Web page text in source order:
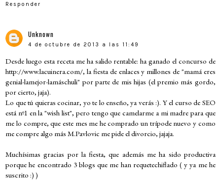
Responder
Unknown
4 de octubre de 2013 a las 11:49
Desde luego esta receta me ha salido rentable: ha ganado el concurso de
http://www.lacuinera.com/, la fiesta de enlaces y millones de "mamá eres
genial-lamejor-lamáschuli" por parte de mis hijas (el premio más gordo,
por cierto, jaja).
Lo que tú quieras cocinar, yo te lo enseño, ya verás :). Y el curso de SEO
está nº1 en la "wish list", pero tengo que camelarme a mi madre para que
me lo compre, que este mes me he comprado un trípode nuevo y como
me compre algo más M.Pavlovic me pide el divorcio, jajaja.
Muchísimas gracias por la fiesta, que además me ha sido productiva
porque he encontrado 3 blogs que me han requetechiflado ( y ya me he
suscrito :) )